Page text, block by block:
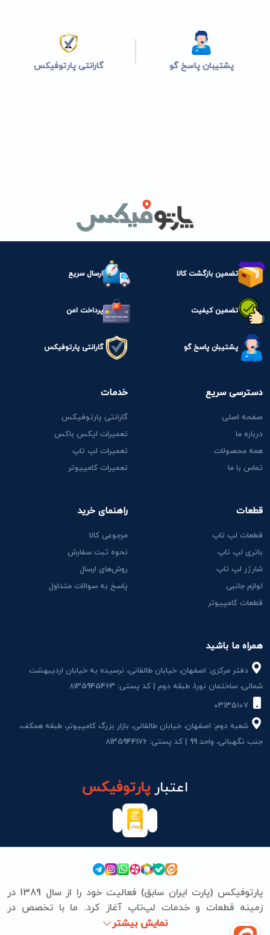
پشتیبان پاسخ گو گارانتی پارتوفیکس
تضمین بازگشت کالا ارسال سریع
تضمین کیفیت پرداخت امن
پشتیبان پاسخ گو گارانتی پارتوفیکس
همراه ما باشید
دفتر مرکزی: اصفهان، خیابان طالقانی، نرسیده به خیابان اردیبهشت
شمالی، ساختمان نور1، طبقه دوم | کد پستی: 8135945463
شعبه دوم: اصفهان، خیابان طالقانی، بازار بزرگ کامپیوتر، طبقه همکف،
جنب نگهبانی، واحد 99 | کد پستی: 8135944176
دسترسی سریع
صفحه اصلی
درباره ما
همه محصولات
تماس با ما
قطعات
قطعات لپ تاپ
باتری لپ تاپ
شارژر لپ تاپ
لوازم جانبی
قطعات کامپیوتر
خدمات
گارانتی پارتوفیکس
تعمیرات ایکس باکس
تعمیرات لپ تاپ
تعمیرات کامپیوتر
راهنمای خرید
مرجوعی کالا
نحوه ثبت سفارش
روش‌های ارسال
پاسخ به سوالات متداول
اعتبارپارتوفیکس
پارتوفیکس (پارت ایران سابق) فعالیت خود را از سال 1389 در
زمینه قطعات و خدمات لپ‌تاپ آغاز کرد. ما با تخصص در
نمایش بیشتر